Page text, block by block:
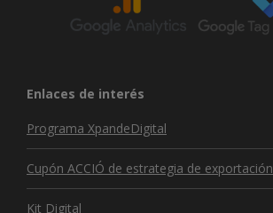
Enlaces de interés
Programa XpandeDigital
Cupón ACCIÓ de estrategia de exportación
Kit Digital